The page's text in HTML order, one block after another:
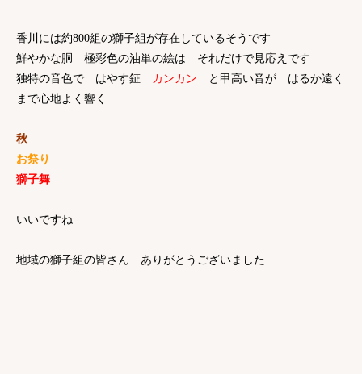
香川には約800組の獅子組が存在しているそうです
鮮やかな胴 極彩色の油単の絵は それだけで見応えです
独特の音色で はやす鉦 カンカン
と甲高い音が はるか遠く
まで心地よく響く
秋
お祭り
獅子舞
いいですね
地域の獅子組の皆さん ありがとうございました